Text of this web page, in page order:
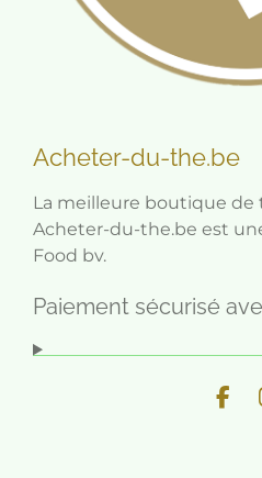
Acheter-du-the.be
La meilleure boutique
Acheter-du-the.be est
Food bv.
Paiement sécurisé
F